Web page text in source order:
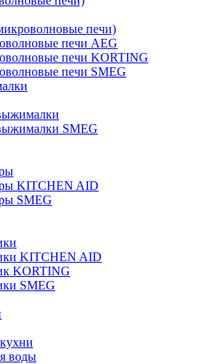
печи)
печи AEG
печи KORTING
печи SMEG
SMEG
KITCHEN AID
SMEG
KITCHEN AID
KORTING
SMEG
воды